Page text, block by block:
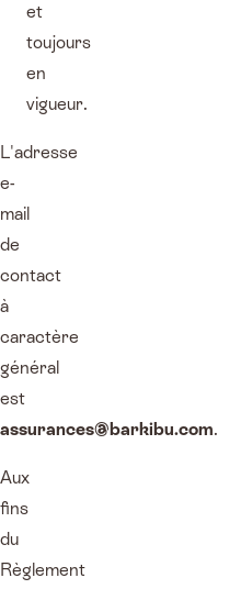
et
toujours
en
vigueur.
L'adresse
e-
mail
de
contact
à
caractère
général
est
assurances@barkibu.com.
Aux
fins
du
Règlement